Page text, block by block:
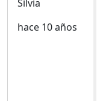
Silvia
hace 10 años